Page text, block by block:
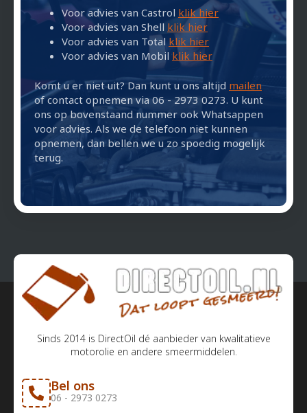
Voor advies van Castrol klik hier
Voor advies van Shell klik hier
Voor advies van Total klik hier
Voor advies van Mobil klik hier
Komt u er niet uit? Dan kunt u ons altijd mailen
of contact opnemen via 06 - 2973 0273. U kunt
ons op bovenstaand nummer ook Whatsappen
voor advies. Als we de telefoon niet kunnen
opnemen, dan bellen we u zo spoedig mogelijk
terug.
Sinds 2014 is DirectOil dé aanbieder van kwalitatieve
motorolie en andere smeermiddelen.
Bel ons
06 - 2973 0273